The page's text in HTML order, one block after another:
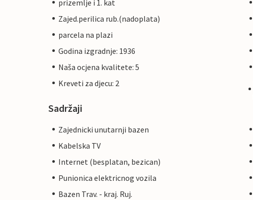
prizemlje i 1. kat
Zajed.perilica rub.(nadoplata)
parcela na plazi
Godina izgradnje: 1936
Naša ocjena kvalitete: 5
Kreveti za djecu: 2
Sadržaji
Zajednicki unutarnji bazen
Kabelska TV
Internet (besplatan, bezican)
Punionica elektricnog vozila
Bazen Trav. - kraj. Ruj.